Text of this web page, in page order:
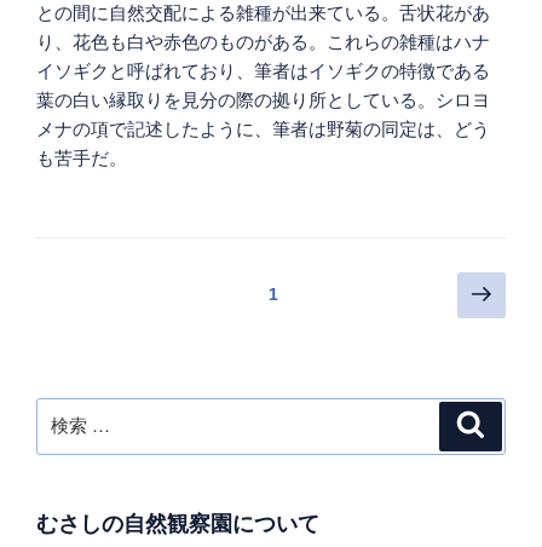
との間に自然交配による雑種が出来ている。舌状花があ
り、花色も白や赤色のものがある。これらの雑種はハナ
イソギクと呼ばれており、筆者はイソギクの特徴である
葉の白い縁取りを見分の際の拠り所としている。シロヨ
メナの項で記述したように、筆者は野菊の同定は、どう
も苦手だ。
ー
ジ
り
1
次
の
ジ
索:
むさしの自然観察園について